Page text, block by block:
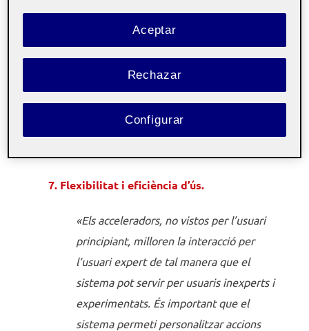
6. Reconeixement abans que record.
«Minimitzar la càrrega de memòria de
perquè recordar la informació d’una part
7. Flexibilitat i eficiència d’ús.
«Els acceleradors, no vistos per l’usuari
principiant, milloren la interacció per
l’usuari expert de tal manera que el
sistema pot servir per usuaris inexperts i
experimentats. És important que el
sistema permeti personalitzar accions
Rechazar
Aceptar
Configurar